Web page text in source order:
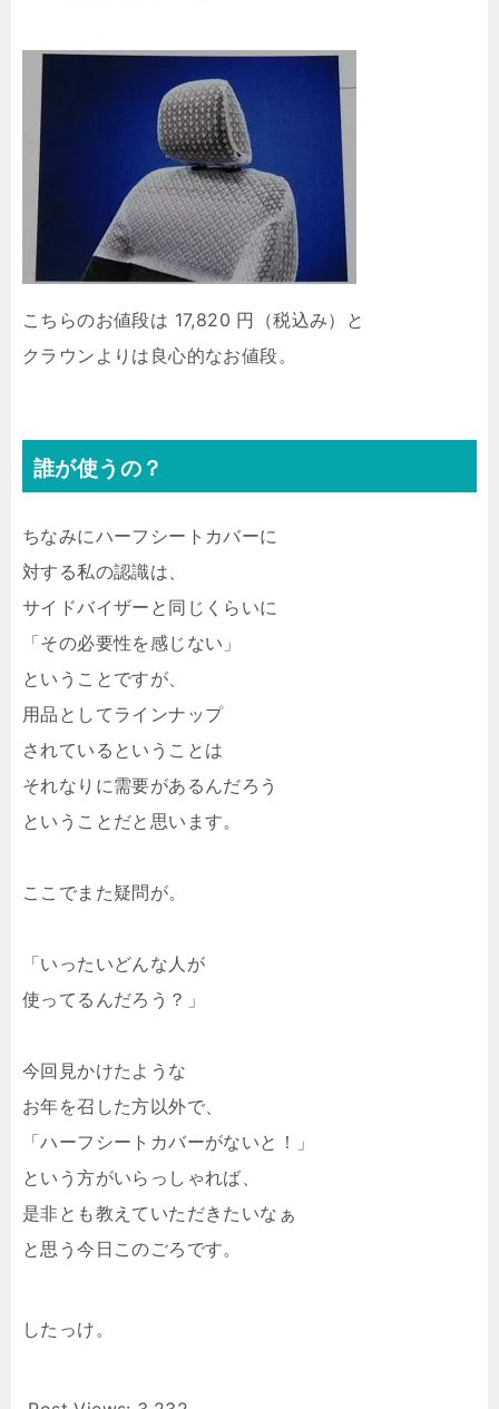
こちらのお値段は 17,820 円（税込み）と
クラウンよりは良心的なお値段。
誰が使うの？
ちなみにハーフシートカバーに
対する私の認識は、
サイドバイザーと同じくらいに
「その必要性を感じない」
ということですが、
用品としてラインナップ
されているということは
それなりに需要があるんだろう
ということだと思います。
ここでまた疑問が。
「いったいどんな人が
使ってるんだろう？」
今回見かけたような
お年を召した方以外で、
「ハーフシートカバーがないと！」
という方がいらっしゃれば、
是非とも教えていただきたいなぁ
と思う今日このごろです。
したっけ。